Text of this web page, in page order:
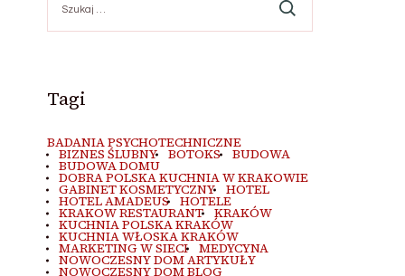
Tagi
BADANIA PSYCHOTECHNICZNE
BIZNES ŚLUBNY BOTOKS BUDOWA
BUDOWA DOMU
DOBRA POLSKA KUCHNIA W KRAKOWIE
GABINET KOSMETYCZNY HOTEL
HOTEL AMADEUS HOTELE
KRAKOW RESTAURANT KRAKÓW
KUCHNIA POLSKA KRAKÓW
KUCHNIA WŁOSKA KRAKÓW
MARKETING W SIECI MEDYCYNA
NOWOCZESNY DOM ARTYKUŁY
NOWOCZESNY DOM BLOG